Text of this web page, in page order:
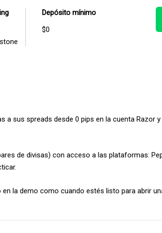
Depósito mínimo
$0
sus spreads desde 0 pips en la cuenta Razor
de divisas) con acceso a las plataformas:
la demo como cuando estés listo para abrir